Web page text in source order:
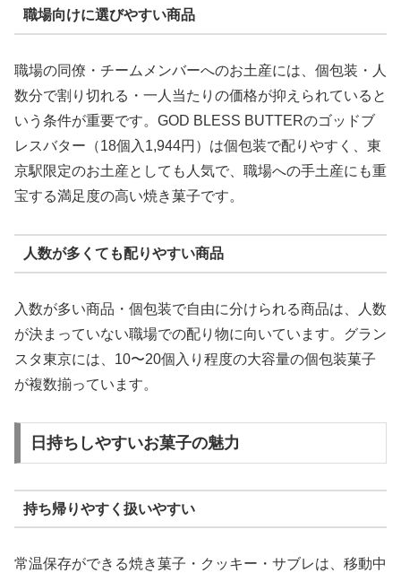
職場向けに選びやすい商品
職場の同僚・チームメンバーへのお土産には、個包装・人
数分で割り切れる・一人当たりの価格が抑えられていると
いう条件が重要です。GOD BLESS BUTTERのゴッドブ
レスバター（18個入1,944円）は個包装で配りやすく、東
京駅限定のお土産としても人気で、職場への手土産にも重
宝する満足度の高い焼き菓子です。
人数が多くても配りやすい商品
入数が多い商品・個包装で自由に分けられる商品は、人数
が決まっていない職場での配り物に向いています。グラン
スタ東京には、10〜20個入り程度の大容量の個包装菓子
が複数揃っています。
日持ちしやすいお菓子の魅力
持ち帰りやすく扱いやすい
常温保存ができる焼き菓子・クッキー・サブレは、移動中